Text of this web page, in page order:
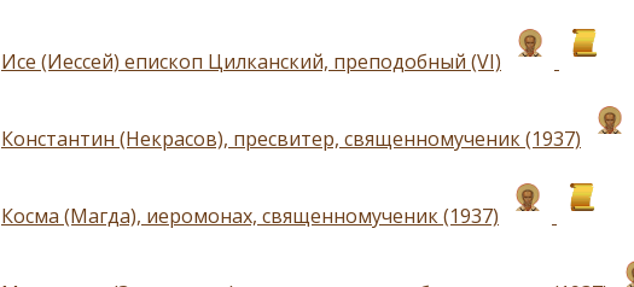
Исе (Иессей) епископ Цилканский, преподобный (VI)
Константин (Некрасов), пресвитер, священномученик (1937)
Косма (Магда), иеромонах, священномученик (1937)